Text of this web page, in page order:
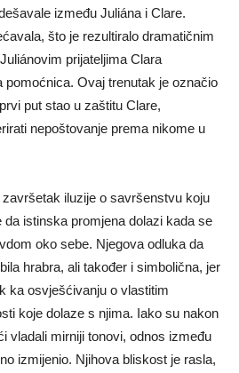
između Juliána i Clare.
što je rezultiralo dramatičnim
prijateljima Clara
pomoćnica. Ovaj trenutak je označio
put stao u zaštitu Clare,
nepoštovanje prema nikome u
iluzije o savršenstvu koju
da istinska promjena dolazi kada se
oko sebe. Njegova odluka da
hrabra, ali također i simbolična, jer
ka osvješćivanju o vlastitim
koje dolaze s njima. Iako su nakon
vladali mirniji tonovi, odnos između
izmijenio. Njihova bliskost je rasla,